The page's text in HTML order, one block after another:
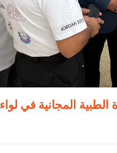
المجانية في